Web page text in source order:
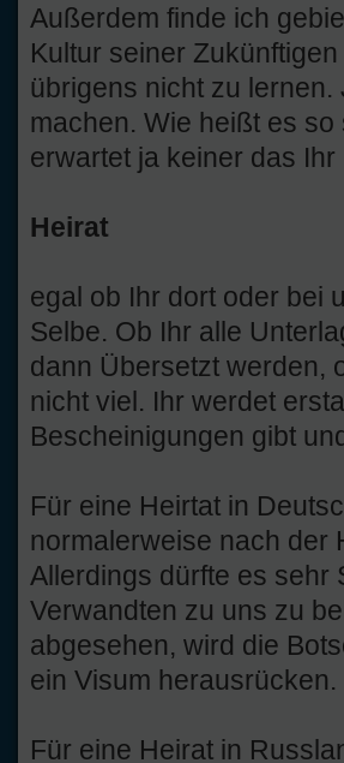
Außerdem finde ich
Kultur seiner
übrigens nicht zu
machen. Wie heißt es so
erwartet ja keiner das
Heirat
egal ob Ihr dort oder bei
Selbe. Ob Ihr alle
dann Übersetzt werden,
nicht viel. Ihr werdet
Bescheinigungen gibt
Für eine Heirtat in
normalerweise nach der
Allerdings dürfte es sehr
Verwandten zu uns zu
abgesehen, wird die
ein Visum herausrücken.
Für eine Heirat in